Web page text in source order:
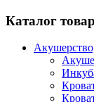
Каталог